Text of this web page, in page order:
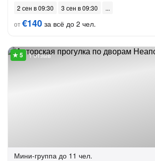
2 сен в 09:30
3 сен в 09:30
от€140 за всё до 2 чел.
1 отзыв
Мини-группа до 11 чел.